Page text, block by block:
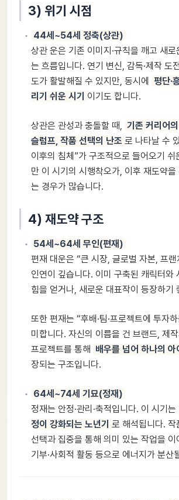
3) 위기 시점
44세~54세 정축(상관)
상관 운은 기존 이미지·규칙을 깨고 새로
는 흐름입니다. 연기 변신, 감독·제작 도
도가 활발해질 수 있지만, 동시에
평단·
리기 쉬운 시기 이기도 합니다.
상관은 관성과 충돌할 때, 기존 커리어
슬럼프, 작품 선택의 난조 로 나타날 수
이후의 침체”가 구조적으로 들어오기
만 이 시기의 시행착오가, 이후 재도약을
는 경우가 많습니다.
4) 재도약 구조
54세~64세 무인(편재)
편재 대운은 “큰 시장, 글로벌 자본, 프
인연이 깊습니다. 이미 구축된 캐릭터와
힘을 얻거나, 새로운 대표작이 등장하기
또한 편재는 “후배·팀·프로젝트에 투자
미합니다. 자신의 이름을 건 브랜드, 제
프로젝트를 통해 배우를 넘어 하나의 아
장되는 구조입니다.
64세~74세 기묘(정재)
정재는 안정·관리·축적입니다. 이 시기는
정이 강화되는 노년기 로 해석됩니다.
선택과 집중을 통해 의미 있는 작업을 이
기부·사회적 활동 등으로 에너지가 분산